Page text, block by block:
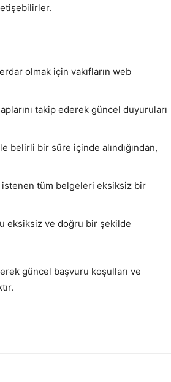
olmak için vakıfların web
takip ederek güncel duyuruları
belirli bir süre içinde alındığından,
istenen tüm belgeleri eksiksiz bir
eksiksiz ve doğru bir şekilde
güncel başvuru koşulları ve